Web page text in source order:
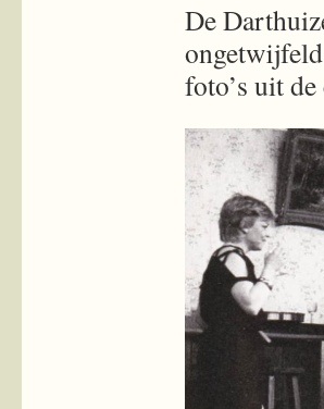
De
foto’s uit